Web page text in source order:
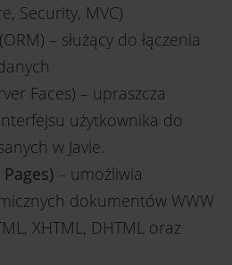
Security, MVC)
– służący do łączenia
Faces) – upraszcza
użytkownika do
w Javie.
Pages) – umożliwia
dokumentów WWW
XHTML, DHTML oraz